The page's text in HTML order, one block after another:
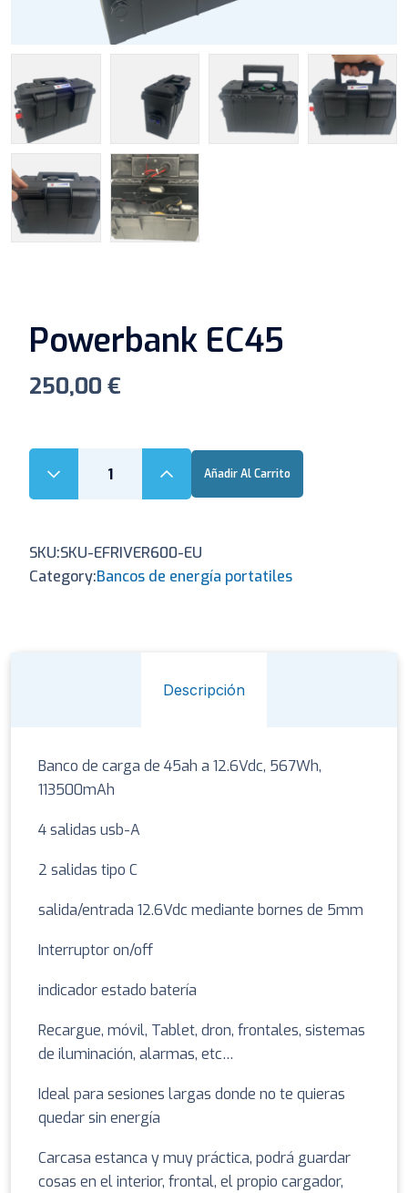
Powerbank EC45
250,00 €
Añadir Al Carrito
SKU:SKU-EFRIVER600-EU
Category:Bancos de energía portatiles
Descripción
Banco de carga de 45ah a 12.6Vdc, 567Wh,
113500mAh
4 salidas usb-A
2 salidas tipo C
salida/entrada 12.6Vdc mediante bornes de 5mm
Interruptor on/off
indicador estado batería
Recargue, móvil, Tablet, dron, frontales, sistemas
de iluminación, alarmas, etc…
Ideal para sesiones largas donde no te quieras
quedar sin energía
Carcasa estanca y muy práctica, podrá guardar
cosas en el interior, frontal, el propio cargador,